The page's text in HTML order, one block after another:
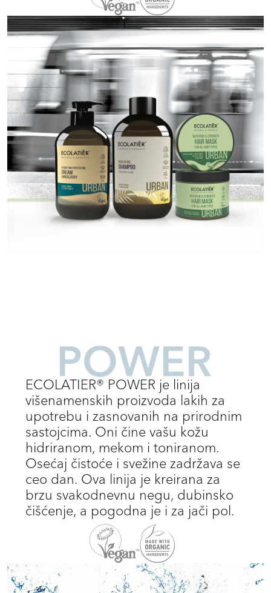
ECOLATIER® POWER je linija
višenamenskih proizvoda lakih za
upotrebu i zasnovanih na prirodnim
sastojcima. Oni čine vašu kožu
hidriranom, mekom i toniranom.
Osećaj čistoće i svežine zadržava se
ceo dan. Ova linija je kreirana za
brzu svakodnevnu negu, dubinsko
čišćenje, a pogodna je i za jači pol.